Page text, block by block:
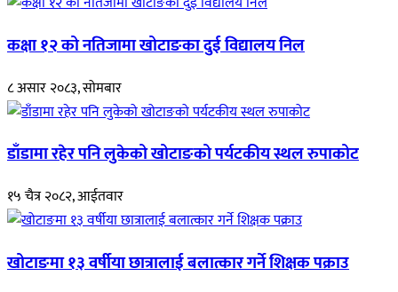
कक्षा १२ को नतिजामा खोटाङका दुई विद्यालय निल
८ असार २०८३, सोमबार
डाँडामा रहेर पनि लुकेको खोटाङको पर्यटकीय स्थल रुपाकोट
१५ चैत्र २०८२, आईतवार
खोटाङमा १३ वर्षीया छात्रालाई बलात्कार गर्ने शिक्षक पक्राउ